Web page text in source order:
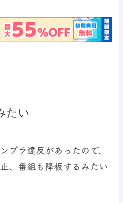
たい
プラ違反があったので、
、番組も降板するみたい